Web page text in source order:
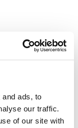
ads, to
our traffic.
of our site with